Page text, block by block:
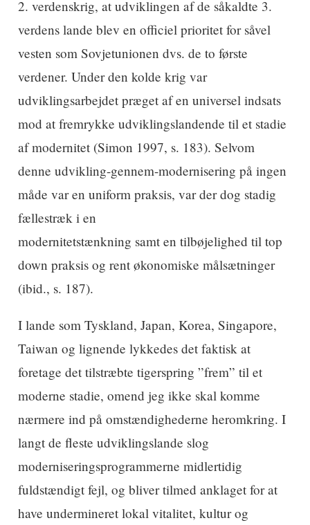
2. verdenskrig, at udviklingen af de såkaldte 3.
verdens lande blev en officiel prioritet for såvel
vesten som Sovjetunionen dvs. de to første
verdener. Under den kolde krig var
udviklingsarbejdet præget af en universel indsats
mod at fremrykke udviklingslandende til et stadie
af modernitet (Simon 1997, s. 183). Selvom
denne udvikling-gennem-modernisering på ingen
måde var en uniform praksis, var der dog stadig
fællestræk i en
modernitetstænkning samt en tilbøjelighed til top
down praksis og rent økonomiske målsætninger
(ibid., s. 187).
I lande som Tyskland, Japan, Korea, Singapore,
Taiwan og lignende lykkedes det faktisk at
foretage det tilstræbte tigerspring ”frem” til et
moderne stadie, omend jeg ikke skal komme
nærmere ind på omstændighederne heromkring. I
langt de fleste udviklingslande slog
moderniseringsprogrammerne midlertidig
fuldstændigt fejl, og bliver tilmed anklaget for at
have undermineret lokal vitalitet, kultur og